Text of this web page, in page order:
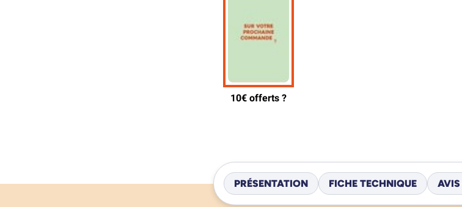
PRÉSENTATION FICHE TECHNIQUE